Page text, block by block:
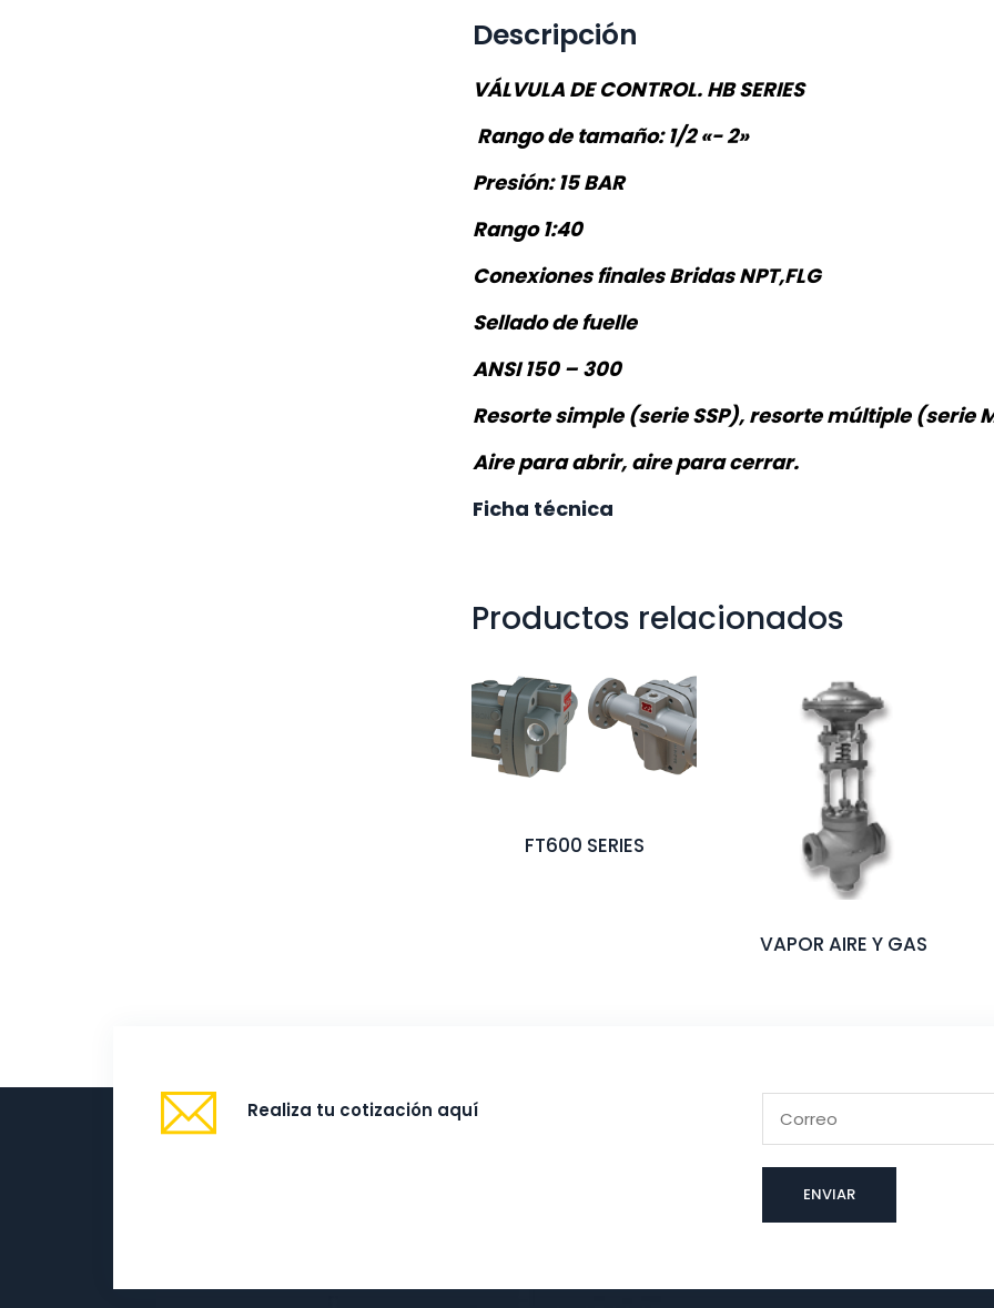
Descripción
VÁLVULA DE CONTROL. HB SERIES
Rango de tamaño: 1/2 «- 2»
Presión: 15 BAR
Rango 1:40
Conexiones finales Bridas NPT,FLG
Sellado de fuelle
ANSI 150 – 300
Resorte simple (serie SSP), resorte múltiple (serie
Aire para abrir, aire para cerrar.
Ficha técnica
Productos relacionados
FT600 SERIES
VAPOR AIRE Y GAS
Realiza tu cotización aquí